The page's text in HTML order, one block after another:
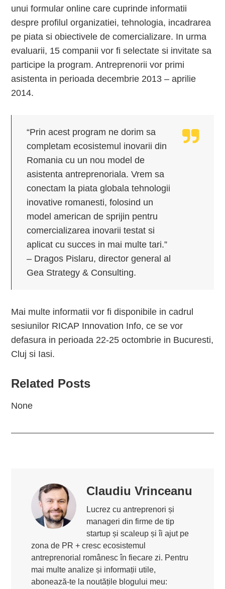
unui formular online care cuprinde informatii
despre proﬁlul organizatiei, tehnologia, incadrarea
pe piata si obiectivele de comercializare. In urma
evaluarii, 15 companii vor ﬁ selectate si invitate sa
participe la program. Antreprenorii vor primi
asistenta in perioada decembrie 2013 – aprilie
2014.
“Prin acest program ne dorim sa
completam ecosistemul inovarii din
Romania cu un nou model de
asistenta antreprenoriala. Vrem sa
conectam la piata globala tehnologii
inovative romanesti, folosind un
model american de sprijin pentru
comercializarea inovarii testat si
aplicat cu succes in mai multe tari.”
– Dragos Pislaru, director general al
Gea Strategy & Consulting.
Mai multe informatii vor fi disponibile in cadrul
sesiunilor RICAP Innovation Info, ce se vor
defasura in perioada 22-25 octombrie in Bucuresti,
Cluj si Iasi.
Related Posts
None
Claudiu Vrinceanu
Lucrez cu antreprenori și
manageri din firme de tip
startup și scaleup și îi ajut pe
zona de PR + cresc ecosistemul
antreprenorial românesc în fiecare zi. Pentru
mai multe analize și informații utile,
abonează-te la noutățile blogului meu: